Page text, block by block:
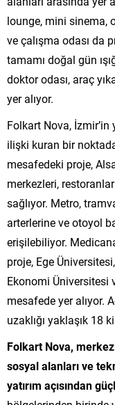
lounge, mini sinema,
ve çalışma odası da
tamamı doğal gün
doktor odası, araç
yer alıyor.
Folkart Nova,
ilişki kuran bir
mesafedeki proje,
merkezleri,
sağlıyor. Metro,
arterlerine ve otoyol
erişilebiliyor.
proje, Ege
Ekonomi Üniversitesi
mesafede yer alıyor.
uzaklığı yaklaşık 18
Folkart Nova,
sosyal alanları ve
yatırım açısından